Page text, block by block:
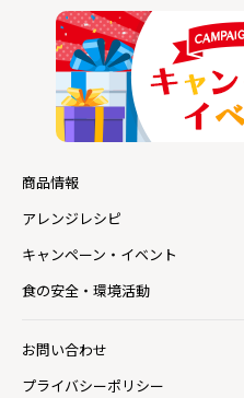
商品情報
アレンジレシピ
キャンペーン・イベント
食の安全・環境活動
お問い合わせ
プライバシーポリシー